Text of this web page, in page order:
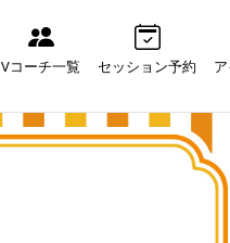
Vコーチ一覧 セッション予約